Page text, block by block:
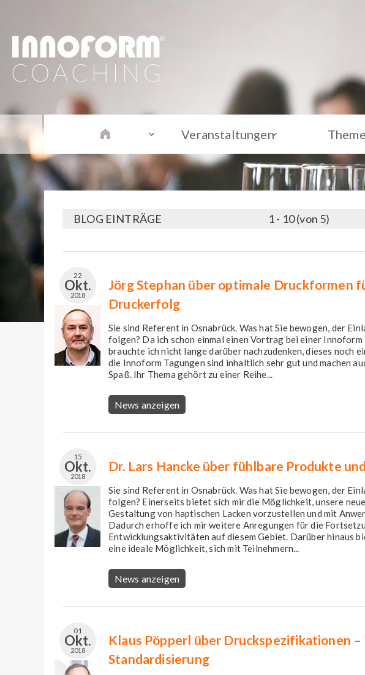
Veranstaltungen
BLOG EINTRÄGE 1 - 10 (von 5)
22
Okt.
2018
Jörg Stephan über optimale Druckformen
Druckerfolg
Sie sind Referent in Osnabrück. Was hat Sie bewogen, der
folgen? Da ich schon einmal einen Vortrag bei einer Innoform
brauchte ich nicht lange darüber nachzudenken, dieses noch
die Innoform Tagungen sind inhaltlich sehr gut und machen
Spaß. Ihr Thema gehört zu einer Reihe...
News anzeigen
15
Okt.
2018
Dr. Lars Hancke über fühlbare Produkte
Sie sind Referent in Osnabrück. Was hat Sie bewogen, der
folgen? Einerseits bietet sich mir die Möglichkeit, unsere
Gestaltung von haptischen Lacken vorzustellen und mit
Dadurch erhoffe ich mir weitere Anregungen für die
Entwicklungsaktivitäten auf diesem Gebiet. Darüber hinaus
eine ideale Möglichkeit, sich mit Teilnehmern...
News anzeigen
01
Okt.
2018
Klaus Pöpperl über Druckspezifikationen –
Standardisierung